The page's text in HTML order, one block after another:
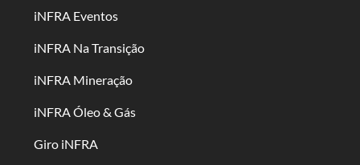
iNFRA Eventos
iNFRA Na Transição
iNFRA Mineração
iNFRA Óleo & Gás
Giro iNFRA